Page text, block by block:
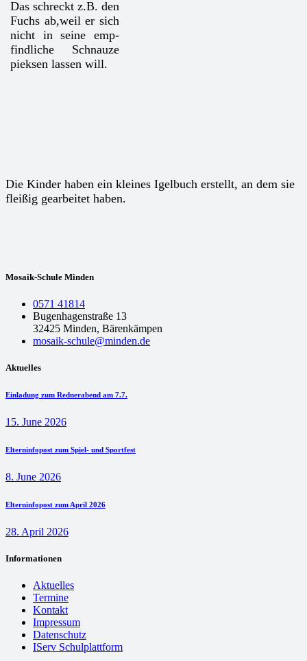
Das schreckt z.B. den
Fuchs ab,weil er sich
nicht in seine emp-
findliche Schnauze
pieksen lassen will.
Die Kinder haben ein kleines Igelbuch erstellt, an dem sie
fleißig gearbeitet haben.
Mosaik-Schule Minden
0571 41814
Bugenhagenstraße 13
32425 Minden, Bärenkämpen
mosaik-schule@minden.de
Aktuelles
Einladung zum Rednerabend am 7.7.
15. June 2026
Elterninfopost zum Spiel- und Sportfest
8. June 2026
Elterninfopost zum April 2026
28. April 2026
Informationen
Aktuelles
Termine
Kontakt
Impressum
Datenschutz
IServ Schulplattform